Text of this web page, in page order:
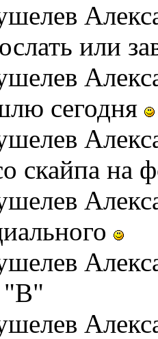
или
сегодня
скайпа на
"B"